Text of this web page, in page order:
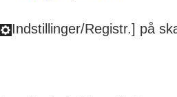
Indstillinger/Registr.] på